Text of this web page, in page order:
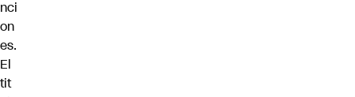
nci
on
es.
El
tit